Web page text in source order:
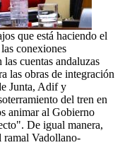
que está haciendo el
conexiones
cuentas andaluzas
las obras de integración
Junta, Adif y
del tren en
animar al Gobierno
De igual manera,
ramal Vadollano-